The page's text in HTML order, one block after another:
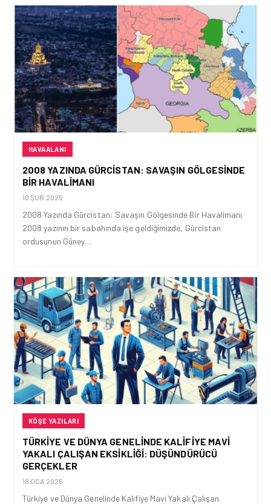
HAVAALANI
2008 YAZINDA GÜRCISTAN: SAVAŞIN GÖLGESINDE
BIR HAVALIMANI
10 ŞUB 2025
2008 Yazında Gürcistan: Savaşın Gölgesinde Bir Havalimanı
2008 yazının bir sabahında işe geldiğimizde, Gürcistan
ordusunun Güney…
KÖŞE YAZILARI
TÜRKIYE VE DÜNYA GENELINDE KALIFIYE MAVI
YAKALI ÇALIŞAN EKSIKLIĞI: DÜŞÜNDÜRÜCÜ
GERÇEKLER
18 OCA 2025
Türkiye ve Dünya Genelinde Kalifiye Mavi Yakalı Çalışan